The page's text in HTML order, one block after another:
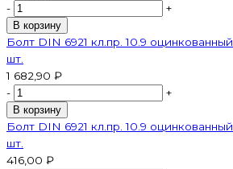
-
+
В корзину
Болт DIN 6921 кл.пр. 10.9
шт.
1 682,90 ₽
-
+
В корзину
Болт DIN 6921 кл.пр. 10.9
шт.
416,00 ₽